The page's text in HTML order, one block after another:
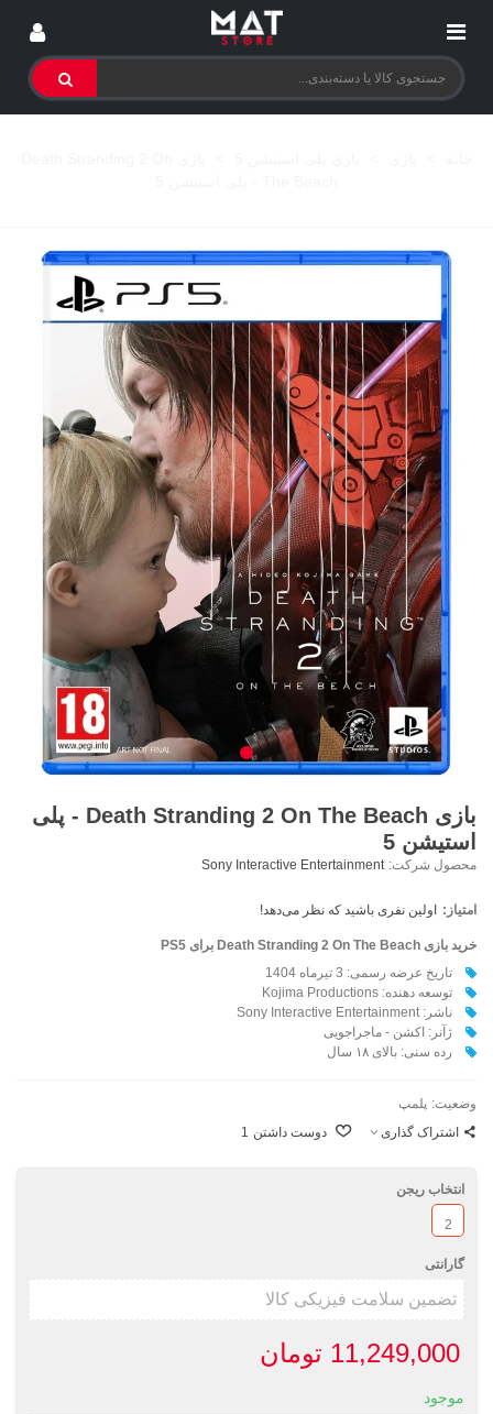
بازی Death Stranding 2 On The Beach - پلی
استیشن 5
محصول شرکت: Sony Interactive Entertainment
امتیاز: اولین نفری باشید که نظر می‌دهد!
خرید بازی Death Stranding 2 On The Beach برای PS5
تاریخ عرضه رسمی: 3 تیرماه 1404
توسعه دهنده: Kojima Productions
ناشر: Sony Interactive Entertainment
ژآنر: اکشن - ماجراجویی
رده سنی: بالای ۱۸ سال
وضعیت: پلمپ
اشتراک گذاری
دوست داشتن 1
انتخاب ریجن
2
گارانتی
11,249,000 تومان
موجود